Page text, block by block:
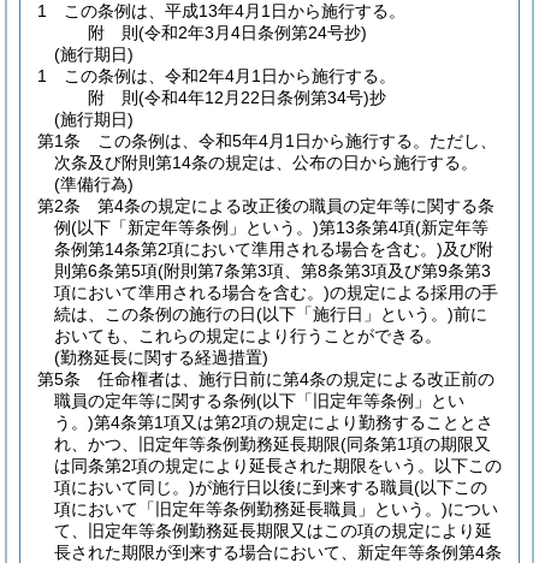
1
この条例は、平成13年4月1日から施行する。
附 則(令和2年3月4日条例第24号抄)
(施行期日)
1
この条例は、令和2年4月1日から施行する。
附 則(令和4年12月22日条例第34号)抄
(施行期日)
第1条
この条例は、令和5年4月1日から施行する。 ただし、
次条及び附則第14条の規定は、公布の日から施行する。
(準備行為)
第2条
第4条の規定による改正後の職員の定年等に関する条
例(以下「新定年等条例」という。)第13条第4項(新定年等
条例第14条第2項において準用される場合を含む。)及び附
則第6条第5項(附則第7条第3項、第8条第3項及び第9条第3
項において準用される場合を含む。)の規定による採用の手
続は、この条例の施行の日(以下「施行日」という。)前に
おいても、これらの規定により行うことができる。
(勤務延長に関する経過措置)
第5条
任命権者は、施行日前に第4条の規定による改正前の
職員の定年等に関する条例(以下「旧定年等条例」とい
う。)第4条第1項又は第2項の規定により勤務することとさ
れ、かつ、旧定年等条例勤務延長期限(同条第1項の期限又
は同条第2項の規定により延長された期限をいう。以下この
項において同じ。)が施行日以後に到来する職員(以下この
項において「旧定年等条例勤務延長職員」という。)につい
て、旧定年等条例勤務延長期限又はこの項の規定により延
長された期限が到来する場合において、新定年等条例第4条